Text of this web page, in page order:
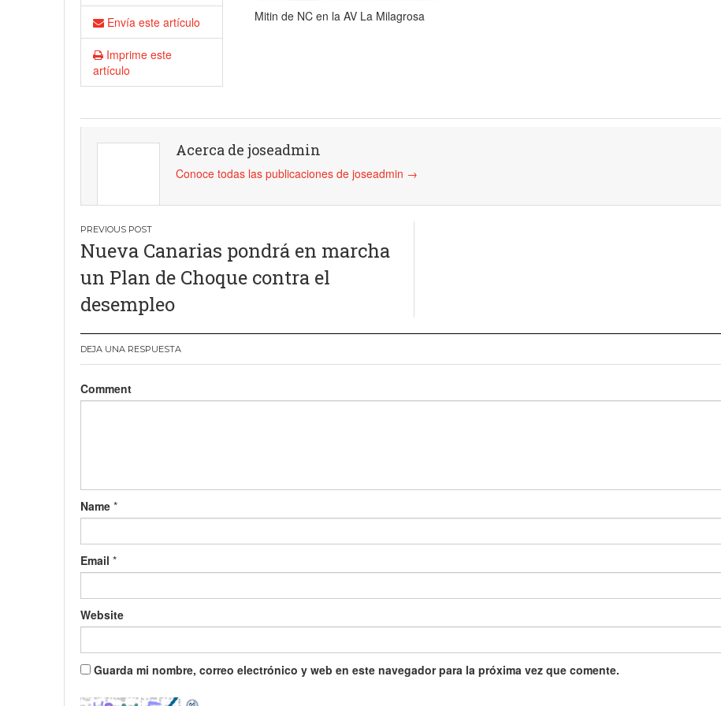
Nicolás 18 junio, 2023
Mitin de NC en la AV La Milagrosa
Envía este artículo
Imprime este
artículo
Acerca de joseadmin
Conoce todas las publicaciones de joseadmin →
Navegación
de
entradas
Nueva Canarias pondrá en marcha
un Plan de Choque contra el
desempleo
DEJA UNA RESPUESTA
Comment
Name *
Email *
Website
Guarda mi nombre, correo electrónico y web en este navegador para la próxima vez que comente.